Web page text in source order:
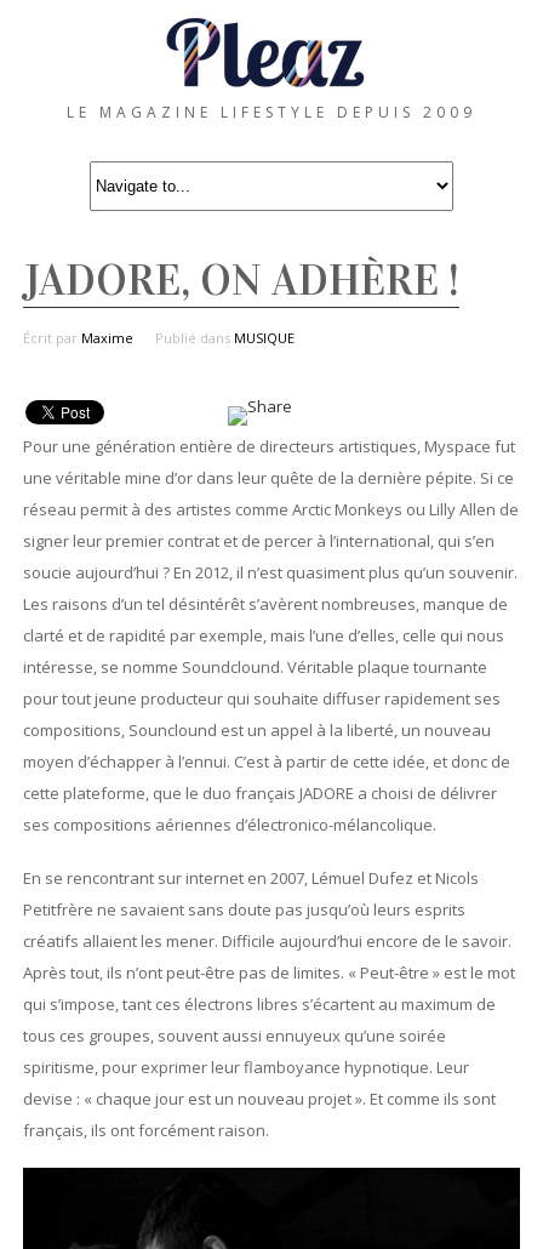
LE MAGAZINE LIFESTYLE DEPUIS 2009
JADORE, ON ADHÈRE !
Écrit par Maxime Publié dans MUSIQUE
Pour une génération entière de directeurs artistiques, Myspace fut
une véritable mine d’or dans leur quête de la dernière pépite. Si ce
réseau permit à des artistes comme Arctic Monkeys ou Lilly Allen de
signer leur premier contrat et de percer à l’international, qui s’en
soucie aujourd’hui ? En 2012, il n’est quasiment plus qu’un souvenir.
Les raisons d’un tel désintérêt s’avèrent nombreuses, manque de
clarté et de rapidité par exemple, mais l’une d’elles, celle qui nous
intéresse, se nomme Soundclound. Véritable plaque tournante
pour tout jeune producteur qui souhaite diffuser rapidement ses
compositions, Sounclound est un appel à la liberté, un nouveau
moyen d’échapper à l’ennui. C’est à partir de cette idée, et donc de
cette plateforme, que le duo français JADORE a choisi de délivrer
ses compositions aériennes d’électronico-mélancolique.
En se rencontrant sur internet en 2007, Lémuel Dufez et Nicols
Petitfrère ne savaient sans doute pas jusqu’où leurs esprits
créatifs allaient les mener. Difficile aujourd’hui encore de le savoir.
Après tout, ils n’ont peut-être pas de limites. « Peut-être » est le mot
qui s’impose, tant ces électrons libres s’écartent au maximum de
tous ces groupes, souvent aussi ennuyeux qu’une soirée
spiritisme, pour exprimer leur flamboyance hypnotique. Leur
devise : « chaque jour est un nouveau projet ». Et comme ils sont
français, ils ont forcément raison.